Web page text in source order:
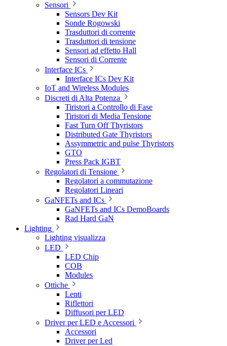
Sensori
Sensors Dev Kit
Sonde Rogowski
Trasduttori di corrente
Trasduttori di tensione
Sensori ad effetto Hall
Sensori di Corrente
Interface ICs
Interface ICs Dev Kit
IoT and Wireless Modules
Discreti di Alta Potenza
Tiristori a Controllo di Fase
Tiristori di Media Tensione
Fast Turn Off Thyristors
Distributed Gate Thyristors
Assymmetric and pulse Thyristors
GTO
Press Pack IGBT
Regolatori di Tensione
Regolatori a commutazione
Regolatori Lineari
GaNFETs and ICs
GaNFETs and ICs DemoBoards
Rad Hard GaN
Lighting
Lighting visualizza
LED
LED Chip
COB
Modules
Ottiche
Lenti
Riflettori
Diffusori per LED
Driver per LED e Accessori
Accessori
Driver per Led